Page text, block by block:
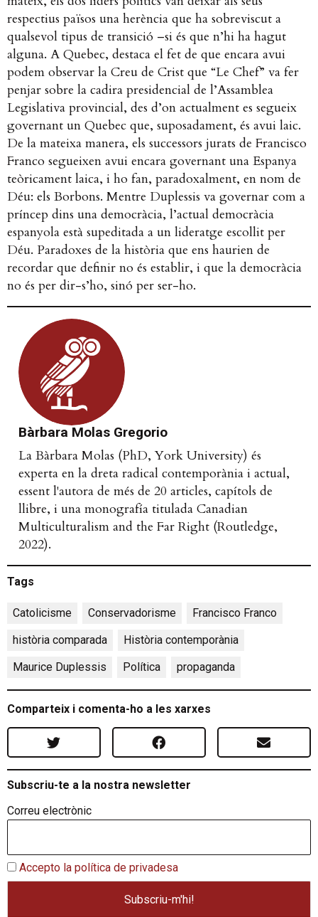
respectius països una herència que ha sobreviscut a
qualsevol tipus de transició –si és que n’hi ha hagut
alguna. A Quebec, destaca el fet de que encara avui
podem observar la Creu de Crist que “Le Chef” va fer
penjar sobre la cadira presidencial de l’Assamblea
Legislativa provincial, des d’on actualment es segueix
governant un Quebec que, suposadament, és avui laic.
De la mateixa manera, els successors jurats de Francisco
Franco segueixen avui encara governant una Espanya
teòricament laica, i ho fan, paradoxalment, en nom de
Déu: els Borbons. Mentre Duplessis va governar com a
príncep dins una democràcia, l’actual democràcia
espanyola està supeditada a un lideratge escollit per
Déu. Paradoxes de la història que ens haurien de
recordar que definir no és establir, i que la democràcia
no és per dir-s’ho, sinó per ser-ho.
Bàrbara Molas Gregorio
La Bàrbara Molas (PhD, York University) és
experta en la dreta radical contemporània i actual,
essent l'autora de més de 20 articles, capítols de
llibre, i una monografía titulada Canadian
Multiculturalism and the Far Right (Routledge,
2022).
Tags
Catolicisme Conservadorisme Francisco Franco
història comparada
Història contemporània
Maurice Duplessis
Política propaganda
Comparteix i comenta-ho a les xarxes
Subscriu-te a la nostra newsletter
Correu electrònic
Accepto la política de privadesa